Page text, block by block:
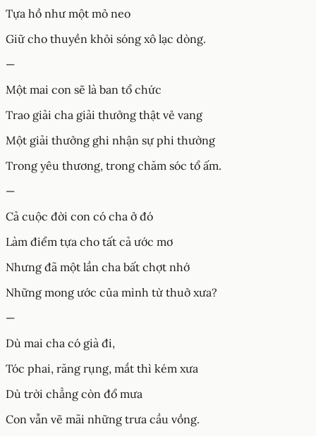
Tựa hồ như một mỏ neo
Giữ cho thuyền khỏi sóng xô lạc dòng.
—
Một mai con sẽ là ban tổ chức
Trao giải cha giải thưởng thật vẻ vang
Một giải thưởng ghi nhận sự phi thường
Trong yêu thương, trong chăm sóc tổ ấm.
—
Cả cuộc đời con có cha ở đó
Làm điểm tựa cho tất cả ước mơ
Nhưng đã một lần cha bất chợt nhớ
Những mong ước của mình từ thuở xưa?
—
Dù mai cha có già đi,
Tóc phai, răng rụng, mắt thì kém xưa
Dù trời chẳng còn đổ mưa
Con vẫn vẽ mãi những trưa cầu vồng.